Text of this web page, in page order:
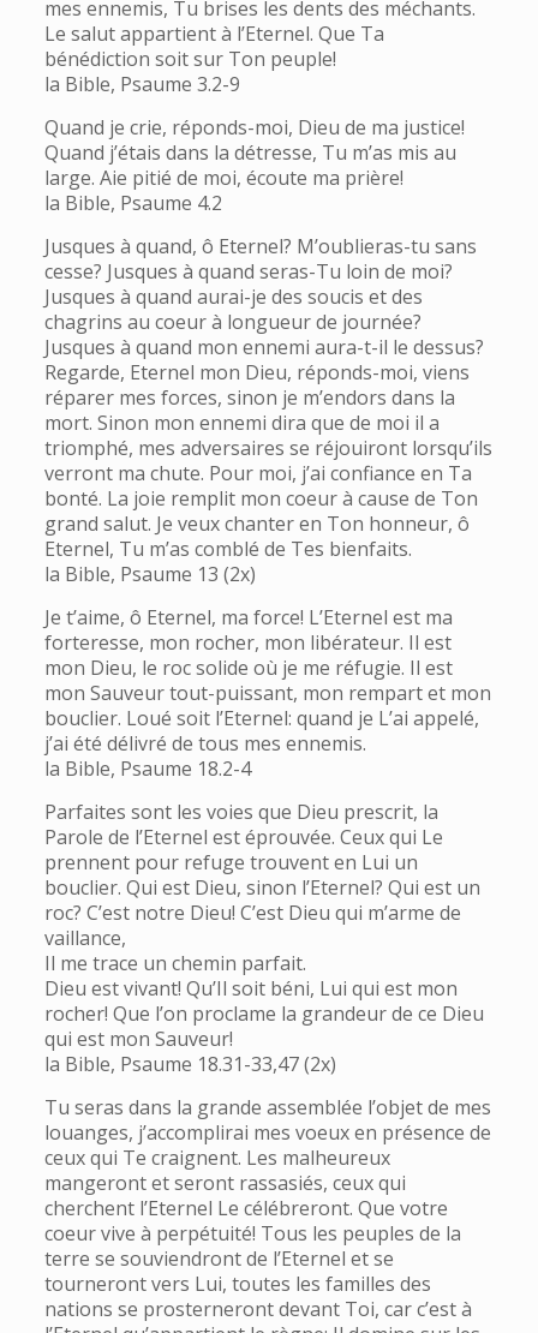
mes ennemis, Tu brises les dents des méchants.
Le salut appartient à l’Eternel. Que Ta
bénédiction soit sur Ton peuple!
la Bible, Psaume 3.2-9
Quand je crie, réponds-moi, Dieu de ma justice!
Quand j’étais dans la détresse, Tu m’as mis au
large. Aie pitié de moi, écoute ma prière!
la Bible, Psaume 4.2
Jusques à quand, ô Eternel? M’oublieras-tu sans
cesse? Jusques à quand seras-Tu loin de moi?
Jusques à quand aurai-je des soucis et des
chagrins au coeur à longueur de journée?
Jusques à quand mon ennemi aura-t-il le dessus?
Regarde, Eternel mon Dieu, réponds-moi, viens
réparer mes forces, sinon je m’endors dans la
mort. Sinon mon ennemi dira que de moi il a
triomphé, mes adversaires se réjouiront lorsqu’ils
verront ma chute. Pour moi, j’ai confiance en Ta
bonté. La joie remplit mon coeur à cause de Ton
grand salut. Je veux chanter en Ton honneur, ô
Eternel, Tu m’as comblé de Tes bienfaits.
la Bible, Psaume 13 (2x)
Je t’aime, ô Eternel, ma force! L’Eternel est ma
forteresse, mon rocher, mon libérateur. Il est
mon Dieu, le roc solide où je me réfugie. Il est
mon Sauveur tout-puissant, mon rempart et mon
bouclier. Loué soit l’Eternel: quand je L’ai appelé,
j’ai été délivré de tous mes ennemis.
la Bible, Psaume 18.2-4
Parfaites sont les voies que Dieu prescrit, la
Parole de l’Eternel est éprouvée. Ceux qui Le
prennent pour refuge trouvent en Lui un
bouclier. Qui est Dieu, sinon l’Eternel? Qui est un
roc? C’est notre Dieu! C’est Dieu qui m’arme de
vaillance,
Il me trace un chemin parfait.
Dieu est vivant! Qu’Il soit béni, Lui qui est mon
rocher! Que l’on proclame la grandeur de ce Dieu
qui est mon Sauveur!
la Bible, Psaume 18.31-33,47 (2x)
Tu seras dans la grande assemblée l’objet de mes
louanges, j’accomplirai mes voeux en présence de
ceux qui Te craignent. Les malheureux
mangeront et seront rassasiés, ceux qui
cherchent l’Eternel Le célébreront. Que votre
coeur vive à perpétuité! Tous les peuples de la
terre se souviendront de l’Eternel et se
tourneront vers Lui, toutes les familles des
nations se prosterneront devant Toi, car c’est à